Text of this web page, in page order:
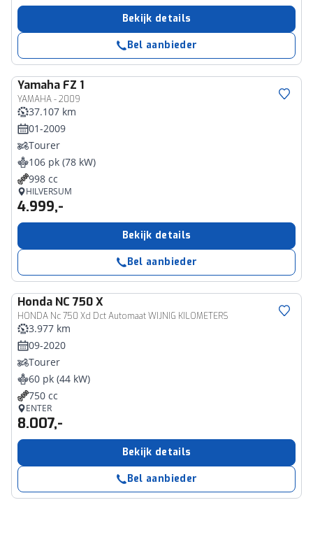
Bekijk details
Bel aanbieder
Yamaha FZ 1
YAMAHA - 2009
37.107 km
01-2009
Tourer
106 pk (78 kW)
998 cc
HILVERSUM
4.999,-
Bekijk details
Bel aanbieder
Honda NC 750 X
HONDA Nc 750 Xd Dct Automaat WIJNIG KILOMETERS
3.977 km
09-2020
Tourer
60 pk (44 kW)
750 cc
ENTER
8.007,-
Bekijk details
Bel aanbieder